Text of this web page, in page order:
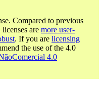
Compared to previous
are more user-
. If you are licensing
the use of the 4.0
4.0